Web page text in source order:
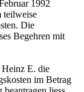
1992
teilweise
Die
Begehren mit
Heinz E. die
im Betrag